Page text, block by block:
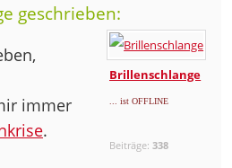
geschrieben:
Brillenschlange
... ist OFFLINE
Beiträge:338
immer
.